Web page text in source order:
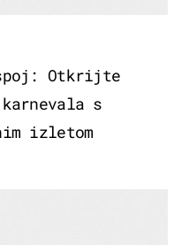
Otkrijte
s
izletom